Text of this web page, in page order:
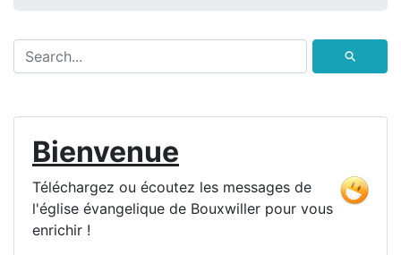
⚲
Bienvenue
Téléchargez ou écoutez les messages de
l'église évangelique de Bouxwiller pour vous
enrichir !